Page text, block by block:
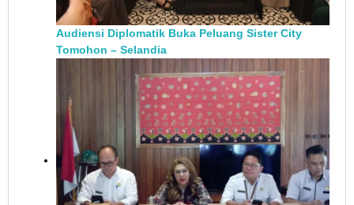
Audiensi Diplomatik Buka Peluang Sister City
Tomohon – Selandia